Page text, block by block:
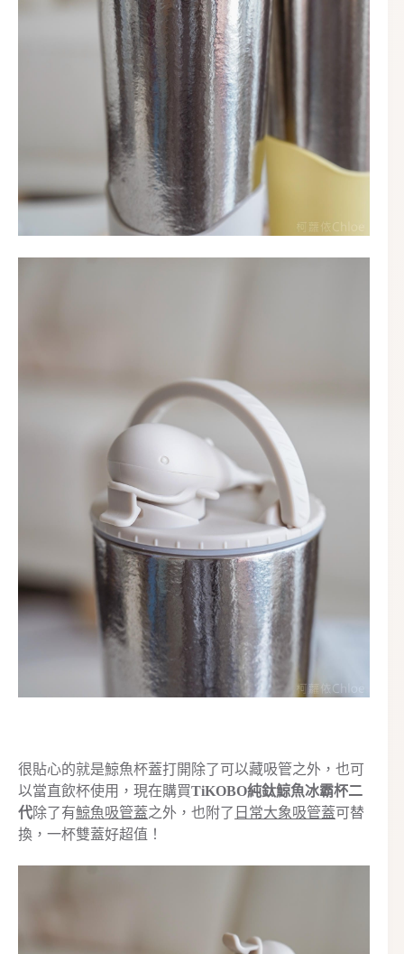
很貼心的就是鯨魚杯蓋打開除了可以藏吸管之外，也可
以當直飲杯使用，現在購買TiKOBO純鈦鯨魚冰霸杯二
代除了有鯨魚吸管蓋之外，也附了 日常大象吸管蓋可替
換，一杯雙蓋好超值！